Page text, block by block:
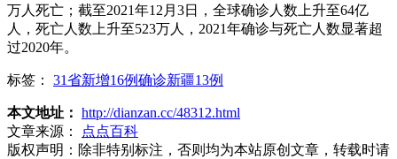
万人死亡；截至2021年12月3日，全球确诊人数上升至64亿
人，死亡人数上升至523万人，2021年确诊与死亡人数显著超
过2020年。
标签： 31省新增16例确诊新疆13例
本文地址： http://dianzan.cc/48312.html
文章来源：
点点百科
版权声明： 除非特别标注，否则均为本站原创文章，转载时请